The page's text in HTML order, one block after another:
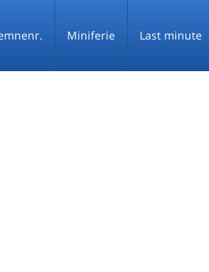
Miniferie Last minute